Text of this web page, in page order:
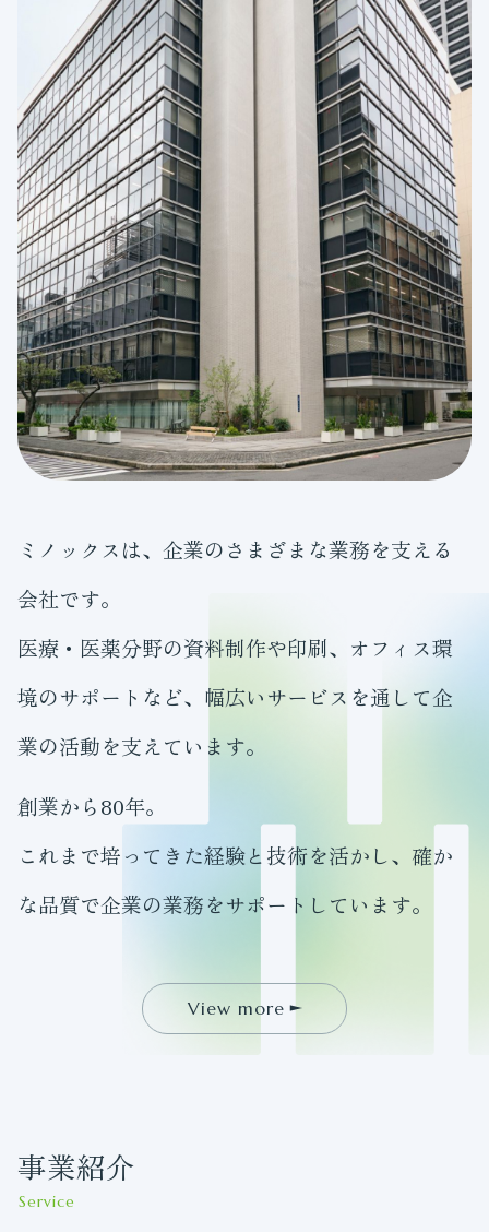
ミノックスは、企業のさまざまな業務を支える
会社です。
医療・医薬分野の資料制作や印刷、オフィス環
境のサポートなど、幅広いサービスを通して企
業の活動を支えています。
創業から80年。
これまで培ってきた経験と技術を活かし、確か
な品質で企業の業務をサポートしています。
View more
事業紹介
Service